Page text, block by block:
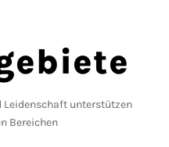
Leidenschaft unterstützen
Bereichen